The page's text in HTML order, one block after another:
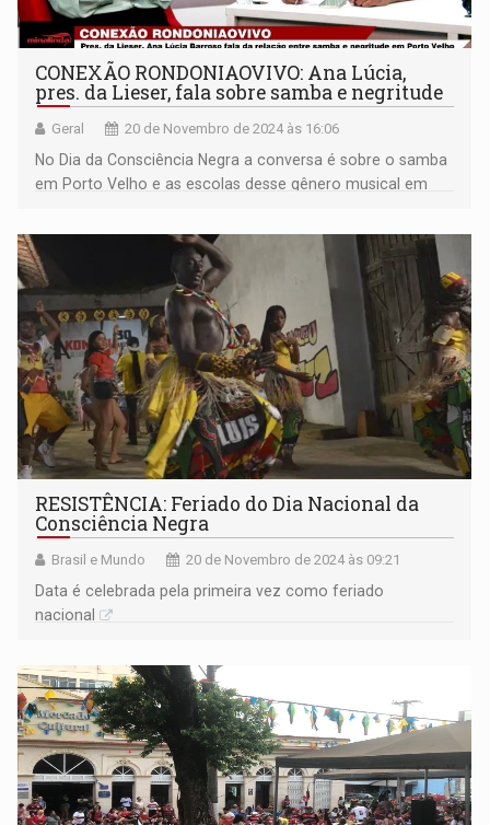
CONEXÃO RONDONIAOVIVO: Ana Lúcia,
pres. da Lieser, fala sobre samba e negritude
Geral 20 de Novembro de 2024 às 16:06
No Dia da Consciência Negra a conversa é sobre o samba
em Porto Velho e as escolas desse gênero musical em
RESISTÊNCIA: Feriado do Dia Nacional da
Consciência Negra
Brasil e Mundo 20 de Novembro de 2024 às 09:21
Data é celebrada pela primeira vez como feriado
nacional